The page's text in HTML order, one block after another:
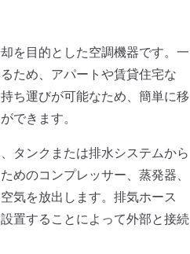
を目的とした空調機器です。一
ため、アパートや賃貸住宅な
ち運びが可能なため、簡単に移
できます。
タンクまたは排水システムから
めのコンプレッサー、蒸発器、
気を放出します。排気ホース
置することによって外部と接続